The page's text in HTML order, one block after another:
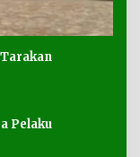
Pelaku